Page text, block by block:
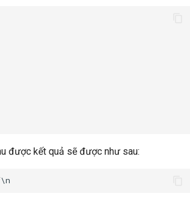
được kết quả sẽ được như sau: